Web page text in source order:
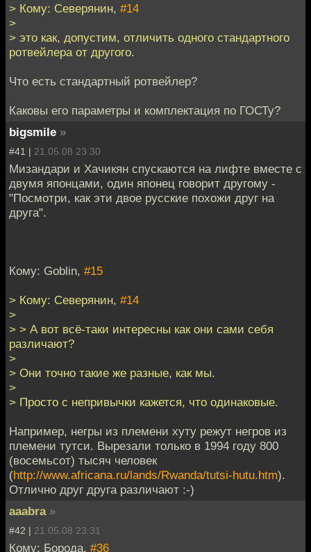
> Кому: Северянин, #14
>
> это как, допустим, отличить одного стандартного
ротвейлера от другого.
Что есть стандартный ротвейлер?
Каковы его параметры и комплектация по ГОСТу?
bigsmile »
#41 | 21.05.08 23:30
Мизандари и Хачикян спускаются на лифте вместе с
двумя японцами, один японец говорит другому -
"Посмотри, как эти двое русские похожи друг на
друга".
Кому: Goblin, #15
> Кому: Северянин, #14
>
> > А вот всё-таки интересны как они сами себя
различают?
>
> Они точно такие же разные, как мы.
>
> Просто с непривычки кажется, что одинаковые.
Например, негры из племени хуту режут негров из
племени тутси. Вырезали только в 1994 году 800
(восемьсот) тысяч человек
(http://www.africana.ru/lands/Rwanda/tutsi-hutu.htm).
Отлично друг друга различают :-)
aaabra »
#42 | 21.05.08 23:31
Кому: Борода, #36